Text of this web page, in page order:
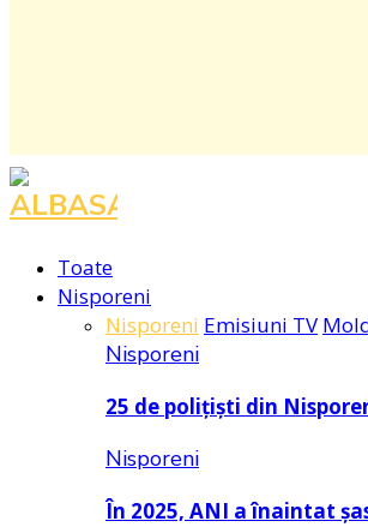
Facebook
Instagram
Youtube
Toate
Nisporeni
Nisporeni Emisiuni TV
Nisporeni
25 de polițiști din
Nisporeni
În 2025, ANI a înaintat